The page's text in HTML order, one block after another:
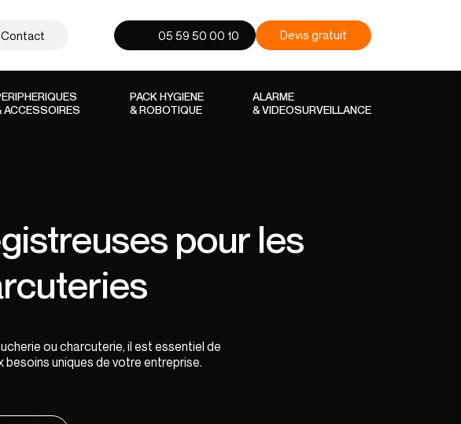
Contact 05 59 50 00 10 Devis gratuit
ACCESSOIRES
PACK HYGIENE
& ROBOTIQUE
ALARME
& VIDEOSURVEILLANCE
pour les
ou charcuterie, il est essentiel de
uniques de votre entreprise.